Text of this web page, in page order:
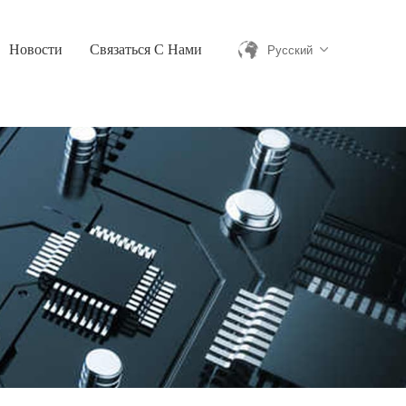
Новости Связаться С Нами Русский